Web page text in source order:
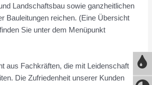
Landschaftsbau sowie ganzheitlichen
Bauleitungen reichen. (Eine Übersicht
Sie unter dem Menüpunkt
aus Fachkräften, die mit Leidenschaft
Die Zufriedenheit unserer Kunden